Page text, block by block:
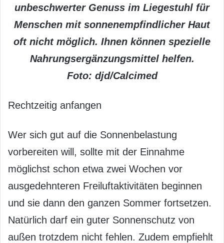
unbeschwerter Genuss im Liegestuhl für
Menschen mit sonnenempfindlicher Haut
oft nicht möglich. Ihnen können spezielle
Nahrungsergänzungsmittel helfen.
Foto: djd/Calcimed
Rechtzeitig anfangen
Wer sich gut auf die Sonnenbelastung
vorbereiten will, sollte mit der Einnahme
möglichst schon etwa zwei Wochen vor
ausgedehnteren Freiluftaktivitäten beginnen
und sie dann den ganzen Sommer fortsetzen.
Natürlich darf ein guter Sonnenschutz von
außen trotzdem nicht fehlen. Zudem empfiehlt